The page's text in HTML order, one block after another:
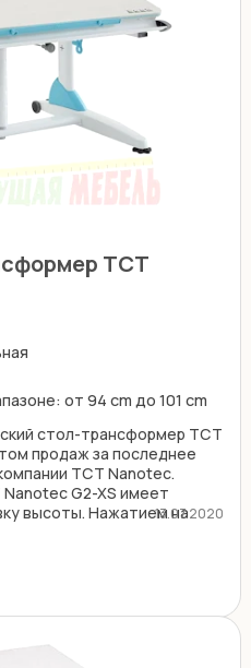
TCT
от 94 сm до 101 cm
стол-трансформер TCT
продаж за последнее
TCT Nanotec.
G2-XS имеет
высоты. Нажатием на13.07.2020